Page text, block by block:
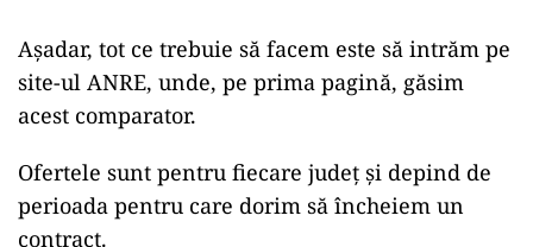
Așadar, tot ce trebuie să facem este să intrăm pe
site-ul ANRE, unde, pe prima pagină, găsim
acest comparator.
Ofertele sunt pentru fiecare județ și depind de
perioada pentru care dorim să încheiem un
contract.